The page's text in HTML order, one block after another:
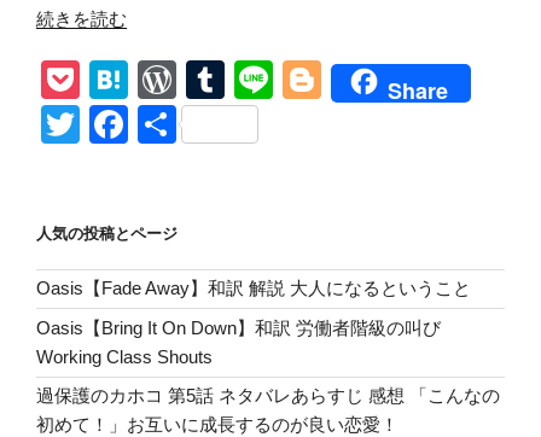
ポ
イ
ン
ト”
の
“【ウ
ー
キ
ン
デ
ッ
ド・
シ
テ
ィ】
続きを読む
P
o
ck
H
at
e
a
W
or
d
e
ss
T
u
m
Li
Bl
Share
T
er
F
e
b
o
o
k
共
人気の投稿とページ
Oasis【Fade Away】和訳 解説 大人になるということ
Oasis【Bring It On Down】和訳 労働者階級の叫び
Working Class Shouts
過保護のカホコ 第5話 ネタバレあらすじ 感想 「こんなの
初めて！」お互いに成長するのが良い恋愛！